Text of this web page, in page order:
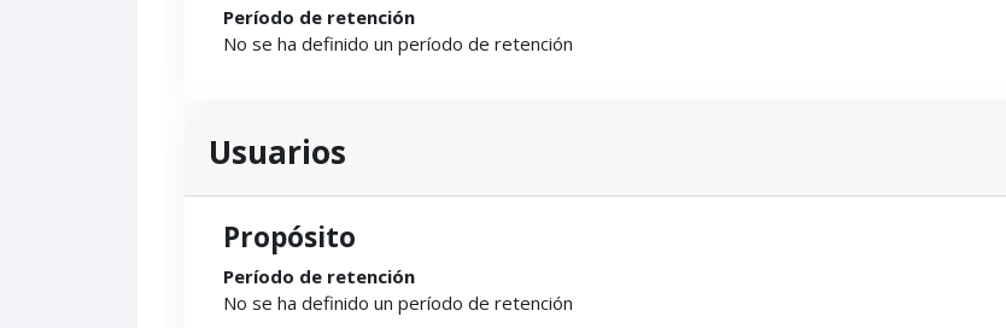
Período de retención
No se ha definido un período de retención
Usuarios
Propósito
Período de retención
No se ha definido un período de retención